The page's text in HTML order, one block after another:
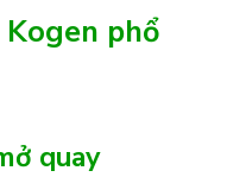
phổ
quay